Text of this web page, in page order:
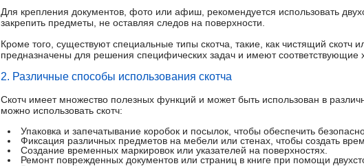
Для крепления документов, фото или афиш, рекомендуется использовать
закрепить предметы, не оставляя следов на поверхности.
Кроме того, существуют специальные типы скотча, такие, как чистящий скотч
предназначены для решения специфических задач и имеют соответствующие
2. Различные способы использования скотча
Скотч имеет множество полезных функций и может быть использован в
можно использовать скотч:
Упаковка и запечатывание коробок и посылок, чтобы обеспечить
Фиксация различных предметов на мебели или стенах, чтобы создать
Создание временных маркировок или указателей на поверхностях.
Ремонт поврежденных документов или страниц в книге при помощи